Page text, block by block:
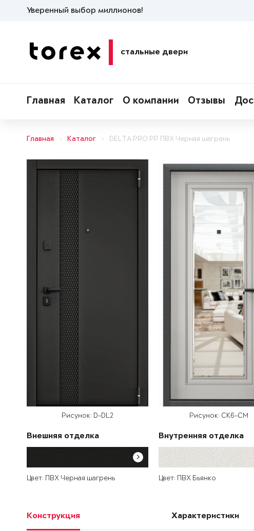
Уверенный выбор миллионов!
стальные двери
Главная Каталог О компании Отзывы
Главная Каталог DELTA PRO PP ПВХ Черная шагрень
Рисунок: D-DL2
Внешняя отделка
Цвет: ПВХ Черная шагрень
Рисунок: СК6-СМ
Внутренняя отделка
Цвет: ПВХ Бьянко
Конструкция Характеристики